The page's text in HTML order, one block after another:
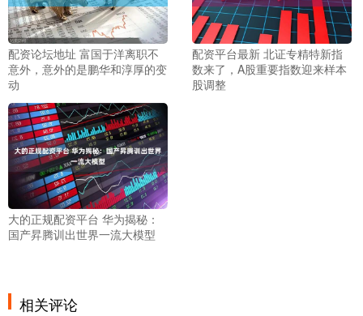
配资论坛地址 富国于洋离职不
意外，意外的是鹏华和淳厚的变
动
配资平台最新 北证专精特新指
数来了，A股重要指数迎来样本
股调整
大的正规配资平台 华为揭秘：
国产昇腾训出世界一流大模型
相关评论